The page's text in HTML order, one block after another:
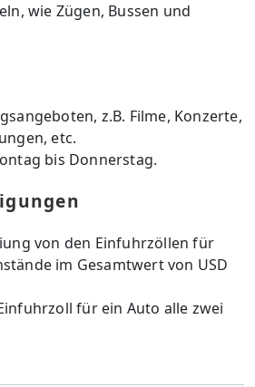
wie Zügen, Bussen und
z.B. Filme, Konzerte,
etc.
bis Donnerstag.
von den Einfuhrzöllen für
im Gesamtwert von USD
für ein Auto alle zwei